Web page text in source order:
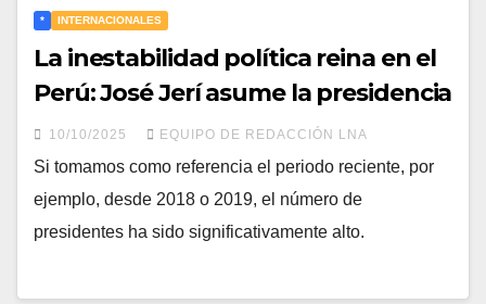
* INTERNACIONALES
La inestabilidad política reina en el
Perú: José Jerí asume la presidencia
10/10/2025 EQUIPO DE REDACCIÓN LNA
​Si tomamos como referencia el periodo reciente, por
ejemplo, desde 2018 o 2019, el número de
presidentes ha sido significativamente alto.